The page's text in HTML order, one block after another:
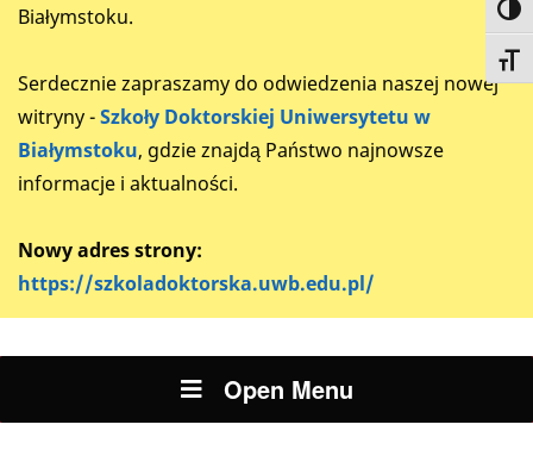
Białymstoku.
Serdecznie zapraszamy do odwiedzenia naszej nowej
witryny -Szkoły Doktorskiej Uniwersytetu w
Białymstoku, gdzie znajdą Państwo najnowsze
informacje i aktualności.
Nowy adres strony:
https://szkoladoktorska.uwb.edu.pl/
Open Menu